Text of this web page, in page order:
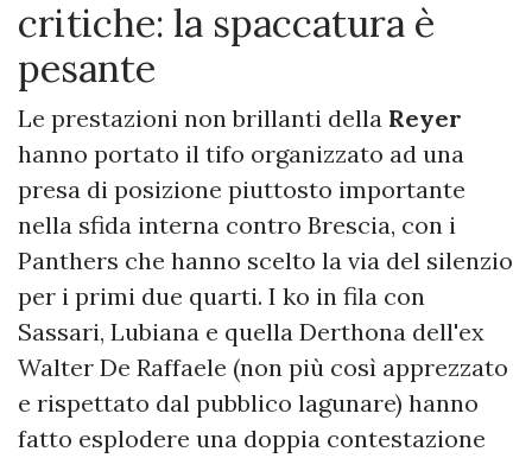
critiche: la spaccatura è
pesante
Le prestazioni non brillanti della Reyer
hanno portato il tifo organizzato ad una
presa di posizione piuttosto importante
nella sfida interna contro Brescia, con i
Panthers che hanno scelto la via del silenzio
per i primi due quarti. I ko in fila con
Sassari, Lubiana e quella Derthona dell'ex
Walter De Raffaele (non più così apprezzato
e rispettato dal pubblico lagunare) hanno
fatto esplodere una doppia contestazione